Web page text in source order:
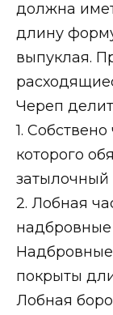
должна
длину
выпуклая.
Череп
1.
которого
затылочный
2. Лобная
надбровные
покрыты
Лобная